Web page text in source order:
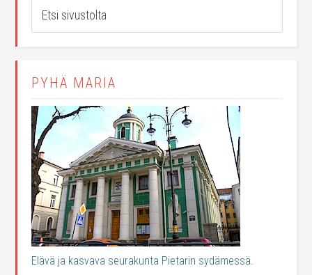
PYHÄ MARIA
Elävä ja kasvava seurakunta Pietarin sydämessä.